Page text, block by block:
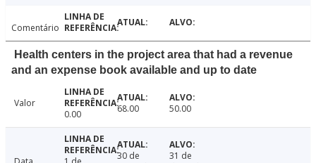
Comentário
Health centers in the project area that had a revenue
and an expense book available and up to date
Valor
0.00
68.00 50.00
30 de
31 de